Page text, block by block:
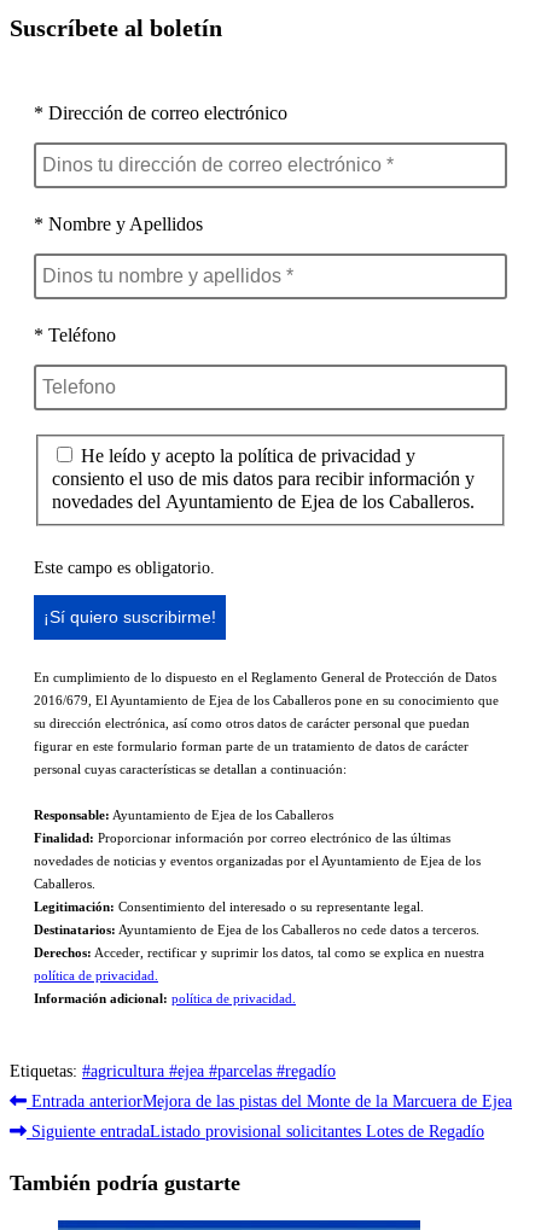
Suscríbete al boletín
* Dirección de correo electrónico
* Nombre y Apellidos
* Teléfono
He leído y acepto la política de privacidad y
consiento el uso de mis datos para recibir información y
novedades del Ayuntamiento de Ejea de los Caballeros.
Este campo es obligatorio.
En cumplimiento de lo dispuesto en el Reglamento General de Protección de Datos
2016/679, El Ayuntamiento de Ejea de los Caballeros pone en su conocimiento que
su dirección electrónica, así como otros datos de carácter personal que puedan
figurar en este formulario forman parte de un tratamiento de datos de carácter
personal cuyas características se detallan a continuación:
Responsable: Ayuntamiento de Ejea de los Caballeros
Finalidad: Proporcionar información por correo electrónico de las últimas
novedades de noticias y eventos organizadas por el Ayuntamiento de Ejea de los
Caballeros.
Legitimación: Consentimiento del interesado o su representante legal.
Destinatarios: Ayuntamiento de Ejea de los Caballeros no cede datos a terceros.
Derechos: Acceder, rectificar y suprimir los datos, tal como se explica en nuestra
política de privacidad.
Información adicional: política de privacidad.
Etiquetas: #agricultura #ejea #parcelas #regadío
Leer
más
artículos
Entrada anteriorMejora de las pistas del Monte de la Marcuera de Ejea
Siguiente entradaListado provisional solicitantes Lotes de Regadío
También podría gustarte